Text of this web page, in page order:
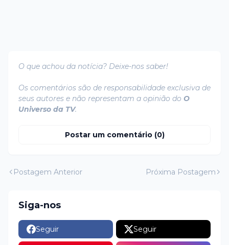
O que achou da notícia? Deixe-nos saber!
Os comentários são de responsabilidade exclusiva de
seus autores e não representam a opinião do O
Universo da TV.
Postar um comentário (0)
Postagem Anterior Próxima Postagem
Siga-nos
Seguir Seguir